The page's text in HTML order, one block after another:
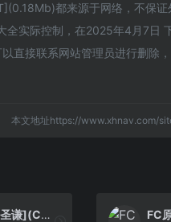
都来源于网络，不保证
全实际控制，在2025年4月7日
直接联系网站管理员进行删除
本文地址https://www.xhnav.com/
迷宫封印(繁)[圣谦](CN)[PUZ](1Mb)